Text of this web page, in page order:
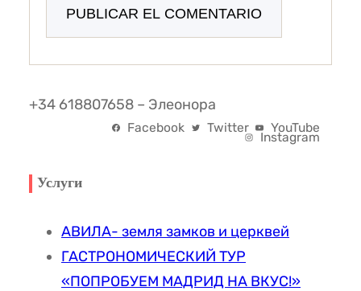
+34 618807658 – Элеонора
Facebook Twitter YouTube
Instagram
Услуги
АВИЛА- земля замков и церквей
ГАСТРОНОМИЧЕСКИЙ ТУР
«ПОПРОБУЕМ МАДРИД НА ВКУС!»